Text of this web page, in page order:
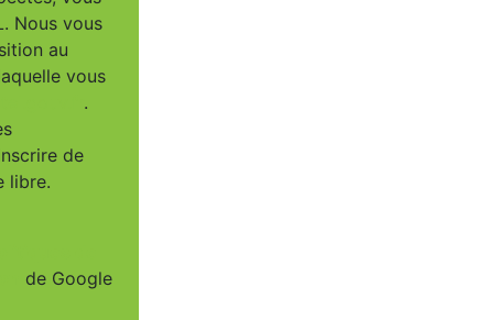
Nous vous
au
vous
.
de
libre.
de Google